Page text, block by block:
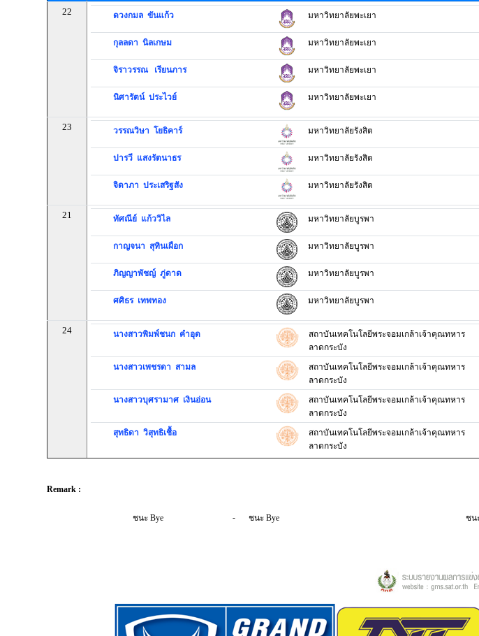
22
ดวงกมล ขันแก้ว มหาวิทยาลัยพะเยา
กุลลดา นิลเกษม มหาวิทยาลัยพะเยา
จิราวรรณ เรียนภาร มหาวิทยาลัยพะเยา
นิศารัตน์ ประไวย์ มหาวิทยาลัยพะเยา
23 วรรณวิษา โยธิคาร์ มหาวิทยาลัยรังสิต
ปารวี แสงรัตนาธร มหาวิทยาลัยรังสิต
จิดาภา ประเสริฐสัง มหาวิทยาลัยรังสิต
21 ทัศณีย์ แก้ววิไล มหาวิทยาลัยบูรพา
กาญจนา สุทินเผือก มหาวิทยาลัยบูรพา
ภิญญาพัชญ์ ภู่ดาด มหาวิทยาลัยบูรพา
ศศิธร เทพทอง มหาวิทยาลัยบูรพา
24 นางสาวพิมพ์ชนก คำอุด
สถาบันเทคโนโลยีพระจอมเกล้าเจ้าคุณทหาร
ลาดกระบัง
นางสาวเพชรดา สามล
สถาบันเทคโนโลยีพระจอมเกล้าเจ้าคุณทหาร
ลาดกระบัง
นางสาวบุศรามาศ เงินอ่อน
สถาบันเทคโนโลยีพระจอมเกล้าเจ้าคุณทหาร
ลาดกระบัง
สุทธิดา วิสุทธิเชื้อ
สถาบันเทคโนโลยีพระจอมเกล้าเจ้าคุณทหาร
ลาดกระบัง
Remark :
ชนะ Bye - ชนะ Bye ชน